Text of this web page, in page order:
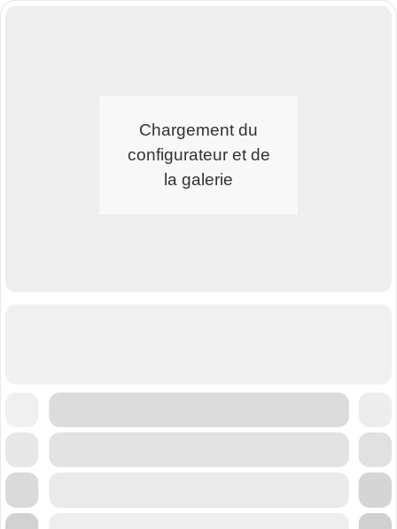
Chargement du
configurateur et de
la galerie